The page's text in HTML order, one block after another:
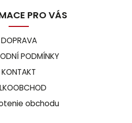
PRO VÁS
DOPRAVA
PODMÍNKY
KONTAKT
obchodu